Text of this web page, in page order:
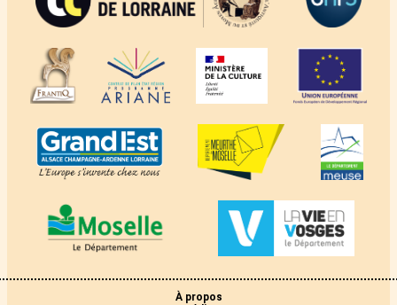
À propos